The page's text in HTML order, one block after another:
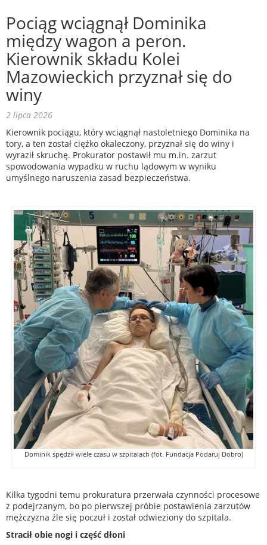
Pociąg wciągnął Dominika
między wagon a peron.
Kierownik składu Kolei
Mazowieckich przyznał się do
winy
2 lipca 2026
Kierownik pociągu, który wciągnął nastoletniego Dominika na
tory, a ten został ciężko okaleczony, przyznał się do winy i
wyraził skruchę. Prokurator postawił mu m.in. zarzut
spowodowania wypadku w ruchu lądowym w wyniku
umyślnego naruszenia zasad bezpieczeństwa.
Dominik spędził wiele czasu w szpitalach (fot. Fundacja Podaruj Dobro)
Kilka tygodni temu prokuratura przerwała czynności procesowe
z podejrzanym, bo po pierwszej próbie postawienia zarzutów
mężczyzna źle się poczuł i został odwieziony do szpitala.
Stracił obie nogi i część dłoni